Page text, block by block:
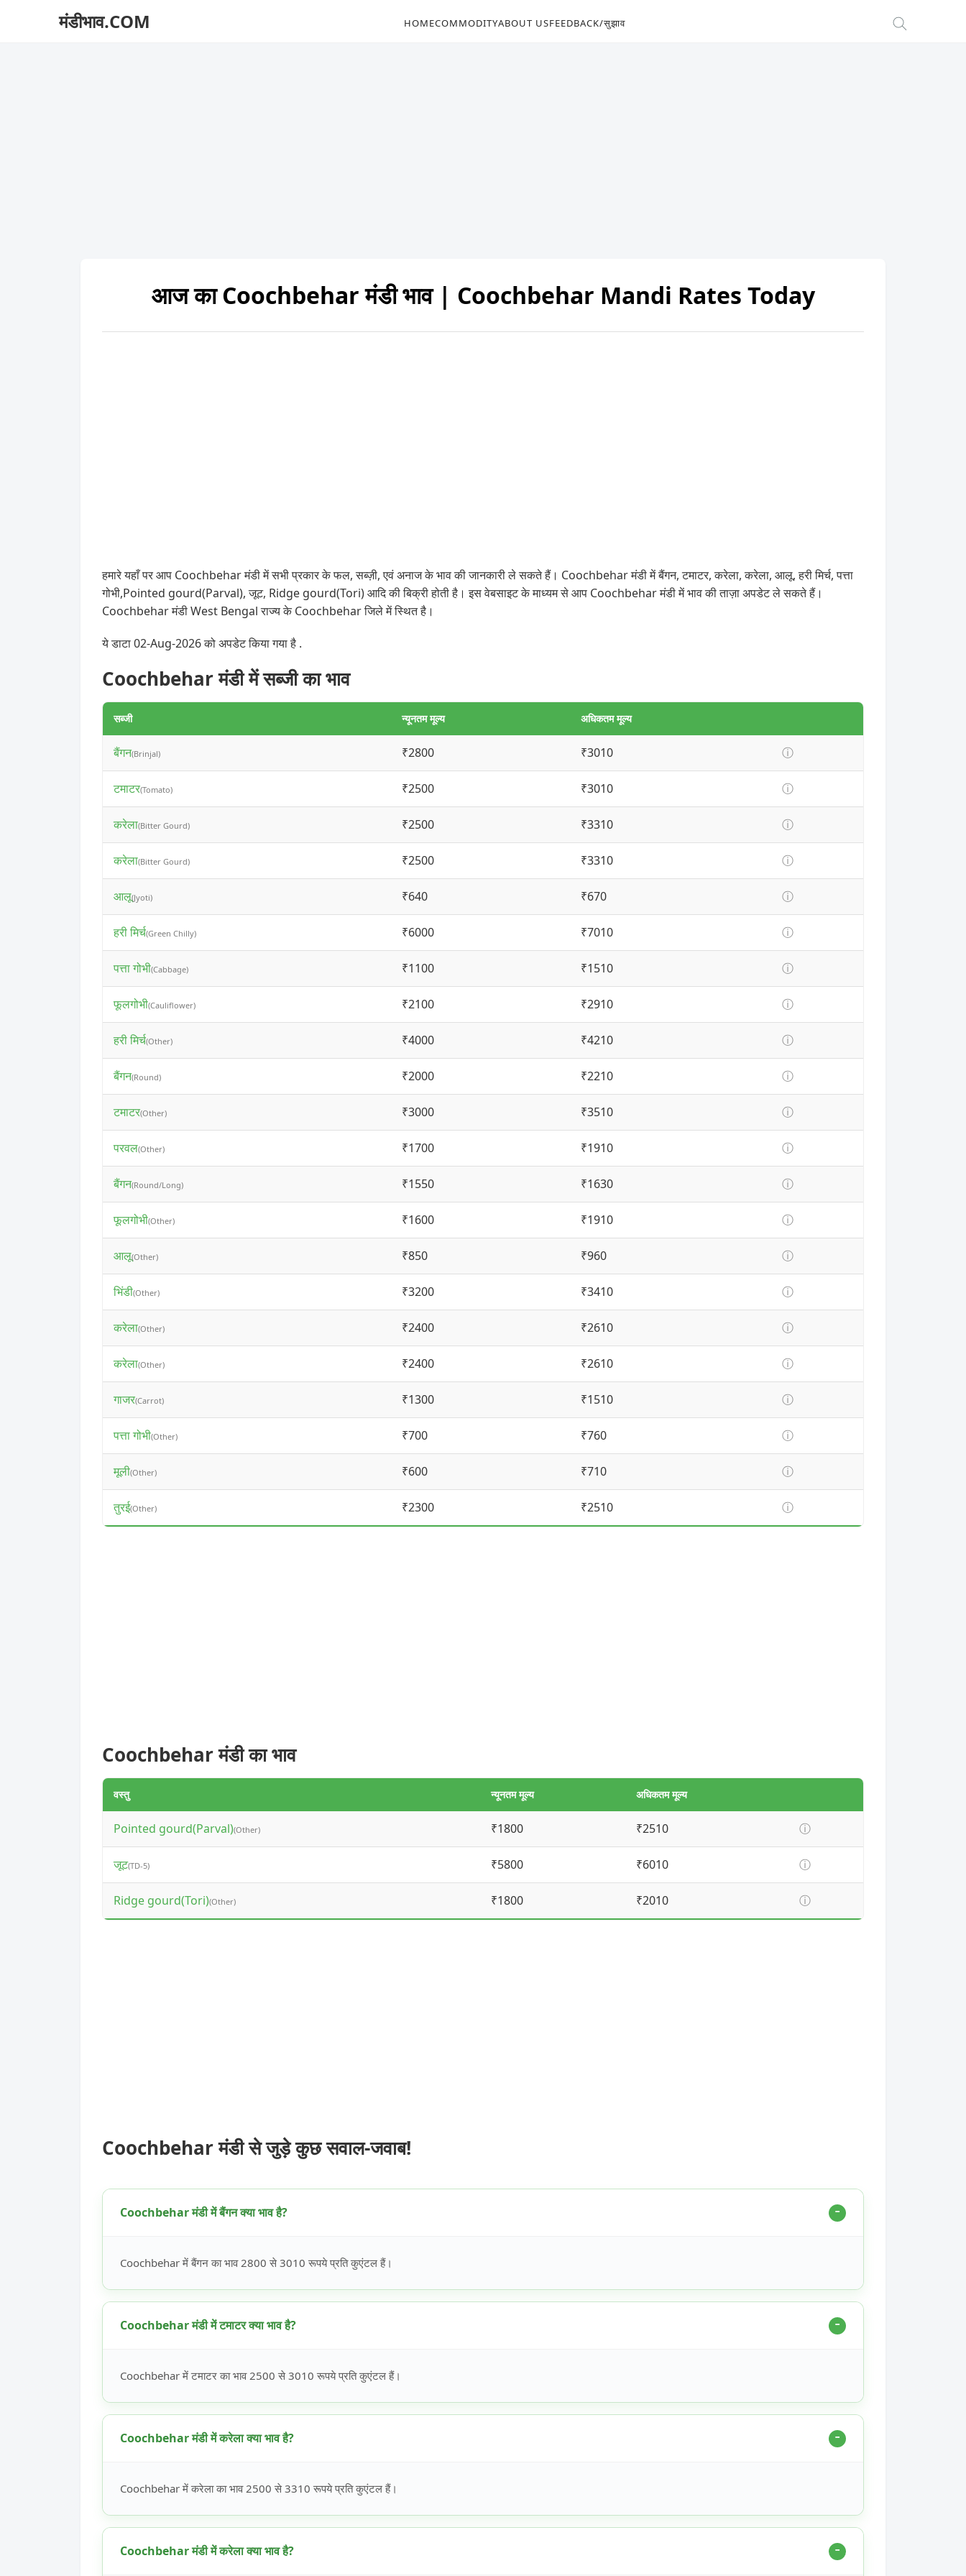
मंडीभाव.COM HOMECOMMODITYABOUT USFEEDBACK/सुझाव
आज का Coochbehar मंडी भाव | Coochbehar Mandi Rates Today
हमारे यहाँ पर आप Coochbehar मंडी में सभी प्रकार के फल, सब्ज़ी, एवं अनाज के भाव की जानकारी ले सकते हैं। Coochbehar मंडी में बैंगन, टमाटर, करेला, करेला, आलू, हरी मिर्च, पत्ता
गोभी,Pointed gourd(Parval), जूट, Ridge gourd(Tori) आदि की बिक्री होती है। इस वेबसाइट के माध्यम से आप Coochbehar मंडी में भाव की ताज़ा अपडेट ले सकते हैं।
Coochbehar मंडी West Bengal राज्य के Coochbehar जिले में स्थित है।
ये डाटा 02-Aug-2026 को अपडेट किया गया है .
Coochbehar मंडी में सब्जी का भाव
सब्जी न्यूनतम मूल्य अधिकतम मूल्य
बैंगन(Brinjal) ₹2800 ₹3010 ⓘ
टमाटर(Tomato) ₹2500 ₹3010 ⓘ
करेला(Bitter Gourd) ₹2500 ₹3310 ⓘ
करेला(Bitter Gourd) ₹2500 ₹3310 ⓘ
आलू(Jyoti) ₹640 ₹670 ⓘ
हरी मिर्च(Green Chilly) ₹6000 ₹7010 ⓘ
पत्ता गोभी(Cabbage) ₹1100 ₹1510 ⓘ
फूलगोभी(Cauliflower) ₹2100 ₹2910 ⓘ
हरी मिर्च(Other) ₹4000 ₹4210 ⓘ
बैंगन(Round) ₹2000 ₹2210 ⓘ
टमाटर(Other) ₹3000 ₹3510 ⓘ
परवल(Other) ₹1700 ₹1910 ⓘ
बैंगन(Round/Long) ₹1550 ₹1630 ⓘ
फूलगोभी(Other) ₹1600 ₹1910 ⓘ
आलू(Other) ₹850 ₹960 ⓘ
भिंडी(Other) ₹3200 ₹3410 ⓘ
करेला(Other) ₹2400 ₹2610 ⓘ
करेला(Other) ₹2400 ₹2610 ⓘ
गाजर(Carrot) ₹1300 ₹1510 ⓘ
पत्ता गोभी(Other) ₹700 ₹760 ⓘ
मूली(Other) ₹600 ₹710 ⓘ
तुरई(Other) ₹2300 ₹2510 ⓘ
Coochbehar मंडी का भाव
वस्तु न्यूनतम मूल्य अधिकतम मूल्य
Pointed gourd(Parval)(Other) ₹1800 ₹2510 ⓘ
जूट(TD-5) ₹5800 ₹6010 ⓘ
Ridge gourd(Tori)(Other) ₹1800 ₹2010 ⓘ
Coochbehar मंडी से जुड़े कुछ सवाल-जवाब!
Coochbehar मंडी में बैंगन क्या भाव है?
Coochbehar में बैंगन का भाव 2800 से 3010 रूपये प्रति कुएंटल हैं।
Coochbehar मंडी में टमाटर क्या भाव है?
Coochbehar में टमाटर का भाव 2500 से 3010 रूपये प्रति कुएंटल हैं।
Coochbehar मंडी में करेला क्या भाव है?
Coochbehar में करेला का भाव 2500 से 3310 रूपये प्रति कुएंटल हैं।
Coochbehar मंडी में करेला क्या भाव है?